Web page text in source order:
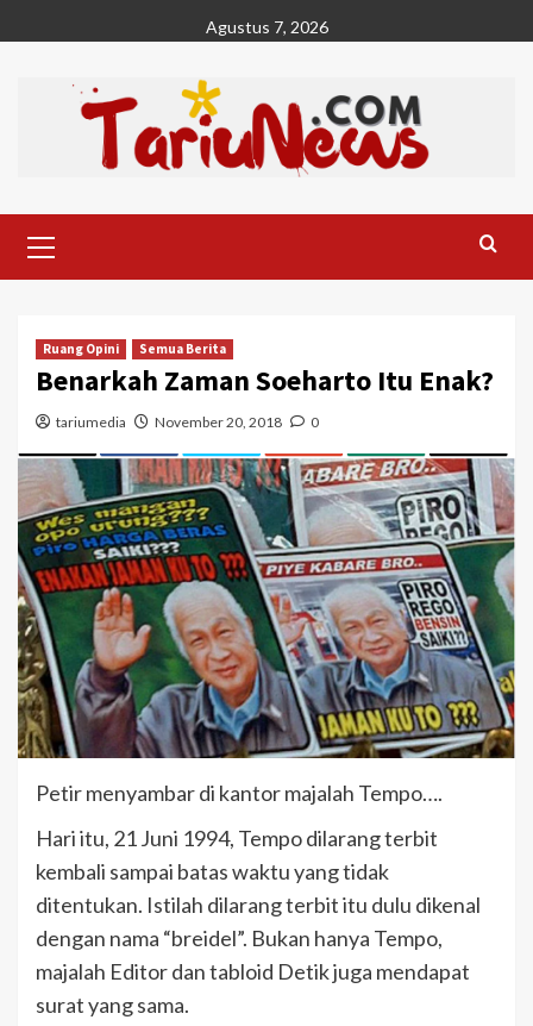
to
Agustus 7, 2026
Menu
Ruang Opini Semua Berita
Benarkah Zaman Soeharto Itu Enak?
tariumedia November 20, 2018 0
Petir menyambar di kantor majalah Tempo….
Hari itu, 21 Juni 1994, Tempo dilarang terbit
kembali sampai batas waktu yang tidak
ditentukan. Istilah dilarang terbit itu dulu dikenal
dengan nama “breidel”. Bukan hanya Tempo,
majalah Editor dan tabloid Detik juga mendapat
surat yang sama.